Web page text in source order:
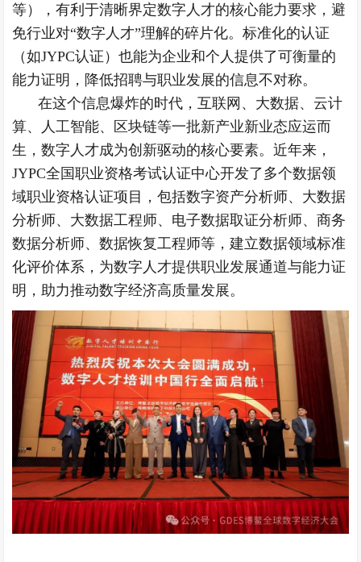
等），有利于清晰界定数字人才的核心能力要求，避
免行业对“数字人才”理解的碎片化。标准化的认证
（如JYPC认证）也能为企业和个人提供了可衡量的
能力证明，降低招聘与职业发展的信息不对称。
在这个信息爆炸的时代，互联网、大数据、云计
算、人工智能、区块链等一批新产业新业态应运而
生，数字人才成为创新驱动的核心要素。近年来，
JYPC全国职业资格考试认证中心开发了多个数据领
域职业资格认证项目，包括数字资产分析师、大数据
分析师、大数据工程师、电子数据取证分析师、商务
数据分析师、数据恢复工程师等，建立数据领域标准
化评价体系，为数字人才提供职业发展通道与能力证
明，助力推动数字经济高质量发展。